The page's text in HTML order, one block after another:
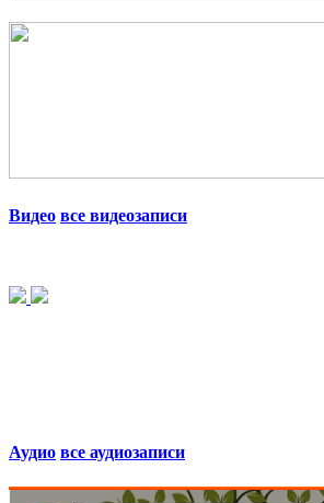
Видео все видеозаписи
Аудио все аудиозаписи